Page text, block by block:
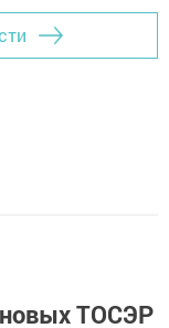
новых ТОСЭР